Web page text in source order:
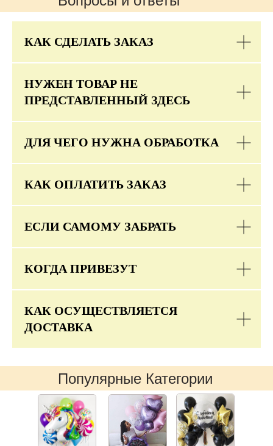
КАК СДЕЛАТЬ ЗАКАЗ
НУЖЕН ТОВАР НЕ
ПРЕДСТАВЛЕННЫЙ ЗДЕСЬ
ДЛЯ ЧЕГО НУЖНА ОБРАБОТКА
КАК ОПЛАТИТЬ ЗАКАЗ
ЕСЛИ САМОМУ ЗАБРАТЬ
КОГДА ПРИВЕЗУТ
КАК ОСУЩЕСТВЛЯЕТСЯ
ДОСТАВКА
Популярные Категории